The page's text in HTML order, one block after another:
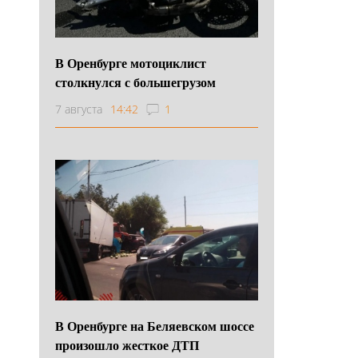
В Оренбурге мотоциклист
столкнулся с большегрузом
7 августа 14:42 1
В Оренбурге на Беляевском шоссе
произошло жесткое ДТП